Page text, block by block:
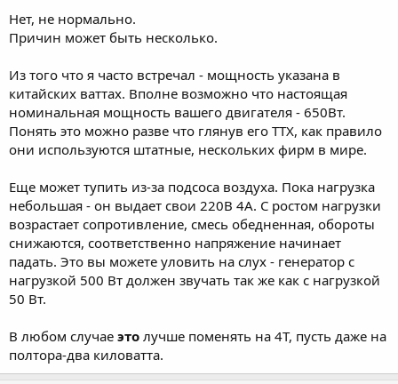
Нет, не нормально.
Причин может быть несколько.
Из того что я часто встречал - мощность указана в
китайских ваттах. Вполне возможно что настоящая
номинальная мощность вашего двигателя - 650Вт.
Понять это можно разве что глянув его ТТХ, как правило
они используются штатные, нескольких фирм в мире.
Еще может тупить из-за подсоса воздуха. Пока нагрузка
небольшая - он выдает свои 220В 4А. С ростом нагрузки
возрастает сопротивление, смесь обедненная, обороты
снижаются, соответственно напряжение начинает
падать. Это вы можете уловить на слух - генератор с
нагрузкой 500 Вт должен звучать так же как с нагрузкой
50 Вт.
В любом случае это лучше поменять на 4Т, пусть даже на
полтора-два киловатта.